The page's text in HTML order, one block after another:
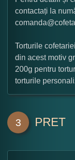
contactați la
Torturile
din acest motiv
200g pentru
torturile
3 PRET